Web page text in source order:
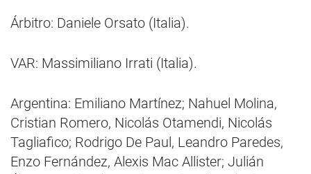
Árbitro: Daniele Orsato (Italia).
VAR: Massimiliano Irrati (Italia).
Argentina: Emiliano Martínez; Nahuel Molina,
Cristian Romero, Nicolás Otamendi, Nicolás
Tagliafico; Rodrigo De Paul, Leandro Paredes,
Enzo Fernández, Alexis Mac Allister; Julián